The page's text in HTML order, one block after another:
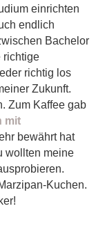
einrichten
endlich
Bachelor
richtige
richtig los
Zukunft.
Zum Kaffee gab
mit
bewährt hat
wollten meine
Kuchen.